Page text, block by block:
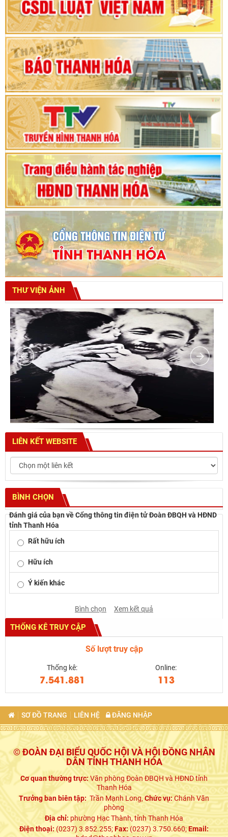
nhiệm kỳ 2025 - 2030
Khai mạc Kỳ họp bất thường lần thứ 9, Quốc
hội khóa XV
Phiên thảo luận Kỳ họp thứ 24, HĐND tỉnh
Thanh Hóa khóa XVIII, nhiệm kỳ 2021 - 2026
Bế mạc Kỳ họp thứ hai bốn, Hội đồng nhân dân
tỉnh khoá XVIII
THƯ VIỆN ẢNH
LIÊN KẾT WEBSITE
BÌNH CHỌN
Đánh giá của bạn về Cổng thông tin điện tử Đoàn ĐBQH và HĐND
tỉnh Thanh Hóa
Rất hữu ích
Hữu ích
Ý kiến khác
Bình chọn Xem kết quả
THỐNG KÊ TRUY CẬP
Số lượt truy cập
Thống kê:
7.541.881
Online:
113
SƠ ĐỒ TRANG LIÊN HỆ ĐĂNG NHẬP
© ĐOÀN ĐẠI BIỂU QUỐC HỘI VÀ HỘI ĐỒNG NHÂN
DÂN TỈNH THANH HÓA
Cơ quan thường trực:Văn phòng Đoàn ĐBQH và HĐND tỉnh
Thanh Hóa
Trưởng ban biên tập: Trần Mạnh Long,Chức vụ:Chánh Văn
phòng
Địa chỉ: phường Hạc Thành, tỉnh Thanh Hóa
Điện thoại:(0237) 3.852.255;Fax:(0237) 3.750.660;Email: